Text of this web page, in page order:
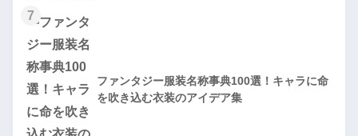
7
ファンタジー服装名称事典100選！キャラに命
を吹き込む衣装のアイデア集